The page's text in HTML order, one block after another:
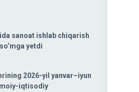
sanoat ishlab chiqarish
yetdi
2026-yil yanvar–iyun
iqtisodiy